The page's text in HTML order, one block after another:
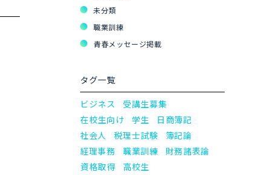
未分類
職業訓練
青春メッセージ掲載
タグ一覧
ビジネス
受講生募集
在校生向け
学生
日商簿記
社会人
税理士試験
簿記論
経理事務
職業訓練
財務諸表論
資格取得
高校生